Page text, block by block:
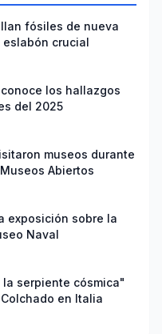
fósiles de nueva
crucial
los hallazgos
del 2025
museos durante
Abiertos
exposición sobre la
Naval
serpiente cósmica"
en Italia